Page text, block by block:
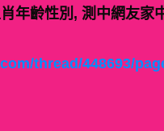
年齡性別, 測中網友家
thread/448693/